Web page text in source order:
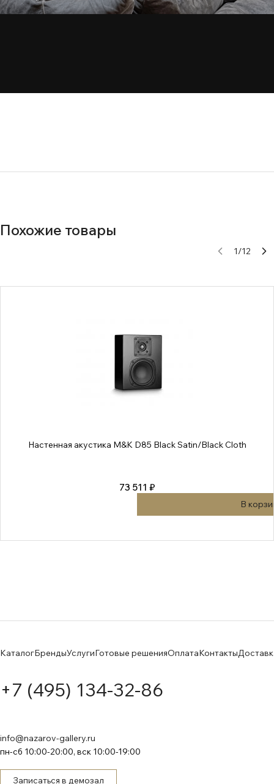
Похожие товары
1/12
Настенная акустика M&K D85 Black Satin/Black Cloth
73 511 ₽
В
КаталогБрендыУслугиГотовые решенияОплатаКонтакты
+7 (495) 134-32-86
info@nazarov-gallery.ru
пн-сб 10:00-20:00, вск 10:00-19:00
Записаться в демозал